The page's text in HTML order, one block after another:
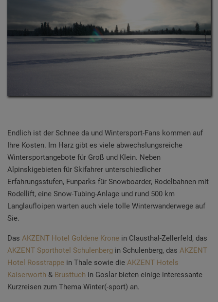
Endlich ist der Schnee da und Wintersport-Fans kommen auf
Ihre Kosten. Im Harz gibt es viele abwechslungsreiche
Wintersportangebote für Groß und Klein. Neben
Alpinskigebieten für Skifahrer unterschiedlicher
Erfahrungsstufen, Funparks für Snowboarder, Rodelbahnen mit
Rodellift, eine Snow-Tubing-Anlage und rund 500 km
Langlaufloipen warten auch viele tolle Winterwanderwege auf
Sie.
Das AKZENT Hotel Goldene Krone in Clausthal-Zellerfeld, das
AKZENT Sporthotel Schulenberg in Schulenberg, das AKZENT
Hotel Rosstrappe in Thale sowie die AKZENT Hotels
Kaiserworth & Brusttuch in Goslar bieten einige interessante
Kurzreisen zum Thema Winter(-sport) an.